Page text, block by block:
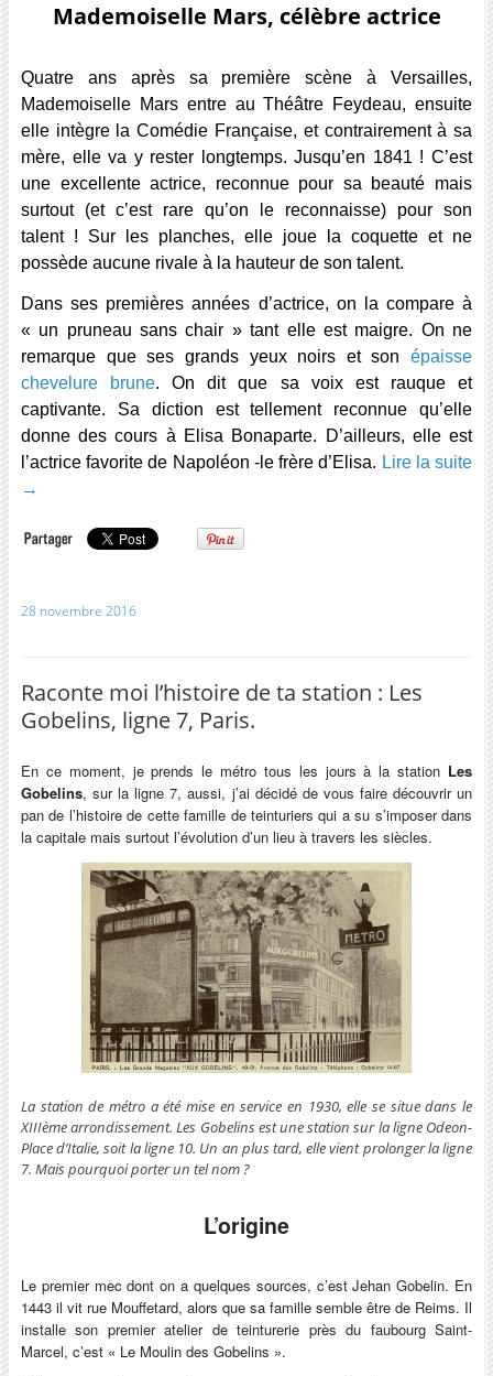
Mademoiselle Mars, célèbre actrice
Quatre ans après sa première scène à Versailles,
Mademoiselle Mars entre au Théâtre Feydeau, ensuite
elle intègre la Comédie Française, et contrairement à sa
mère, elle va y rester longtemps. Jusqu’en 1841 ! C’est
une excellente actrice, reconnue pour sa beauté mais
surtout (et c’est rare qu’on le reconnaisse) pour son
talent ! Sur les planches, elle joue la coquette et ne
possède aucune rivale à la hauteur de son talent.
Dans ses premières années d’actrice, on la compare à
« un pruneau sans chair » tant elle est maigre. On ne
remarque que ses grands yeux noirs et sonépaisse
chevelure brune. On dit que sa voix est rauque et
captivante. Sa diction est tellement reconnue qu’elle
donne des cours à Elisa Bonaparte. D’ailleurs, elle est
l’actrice favorite de Napoléon -le frère d’Elisa. Lire la suite
→
28 novembre 2016
Raconte moi l’histoire de ta station : Les
Gobelins, ligne 7, Paris.
En ce moment, je prends le métro tous les jours à la station Les
Gobelins, sur la ligne 7, aussi, j’ai décidé de vous faire découvrir un
pan de l’histoire de cette famille de teinturiers qui a su s’imposer dans
la capitale mais surtout l’évolution d’un lieu à travers les siècles.
La station de métro a été mise en service en 1930, elle se situe dans le
XIIIème arrondissement. Les Gobelins est une station sur la ligne Odeon-
Place d’Italie, soit la ligne 10. Un an plus tard, elle vient prolonger la ligne
7. Mais pourquoi porter un tel nom ?
L’origine
Le premier mec dont on a quelques sources, c’est Jehan Gobelin. En
1443 il vit rue Mouffetard, alors que sa famille semble être de Reims. Il
installe son premier atelier de teinturerie près du faubourg Saint-
Marcel, c’est « Le Moulin des Gobelins ».